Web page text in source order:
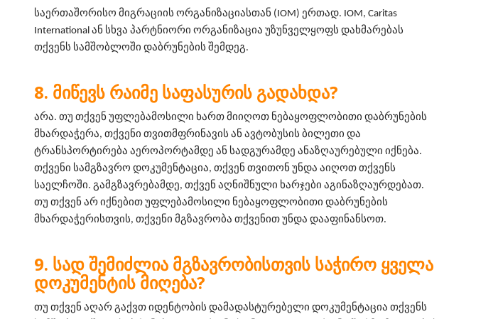
საერთაშორისო მიგრაციის ორგანიზაციასთან (IOM) ერთად. IOM, Caritas
International ან სხვა პარტნიორი ორგანიზაცია უზუნველყოფს დახმარებას
თქვენს სამშობლოში დაბრუნების შემდეგ.
ᲛᲘᲬᲔᲕᲡ ᲠᲐᲘᲛᲔ ᲡᲐᲤᲐᲡᲣᲠᲘᲡ ᲒᲐᲓᲐᲮᲓᲐ?
არა. თუ თქვენ უფლებამოსილი ხართ მიიღოთ ნებაყოფლობითი დაბრუნების
მხარდაჭერა, თქვენი თვითმფრინავის ან ავტობუსის ბილეთი და
ტრანსპორტირება აეროპორტამდე ან სადგურამდე ანაზღაურებული იქნება.
თქვენი სამგზავრო დოკუმენტაცია, თქვენ თვითონ უნდა აიღოთ თქვენს
საელჩოში. გამგზავრებამდე, თქვენ აღნიშნული ხარჯები აგინაზღაურდებათ.
თუ თქვენ არ იქნებით უფლებამოსილი ნებაყოფლობითი დაბრუნების
მხარდაჭერისთვის, თქვენი მგზავრობა თქვენით უნდა დააფინანსოთ.
ᲡᲐᲓ ᲨᲔᲛᲘᲫᲚᲘᲐ ᲛᲒᲖᲐᲕᲠᲝᲑᲘᲡᲗᲕᲘᲡ ᲡᲐᲭᲘᲠᲝ ᲧᲕᲔᲚᲐ
ᲓᲝᲙᲣᲛᲔᲜᲢᲘᲡ ᲛᲘᲦᲔᲑᲐ?
თუ თქვენ აღარ გაქვთ იდენტობის დამადასტურებელი დოკუმენტაცია თქვენს